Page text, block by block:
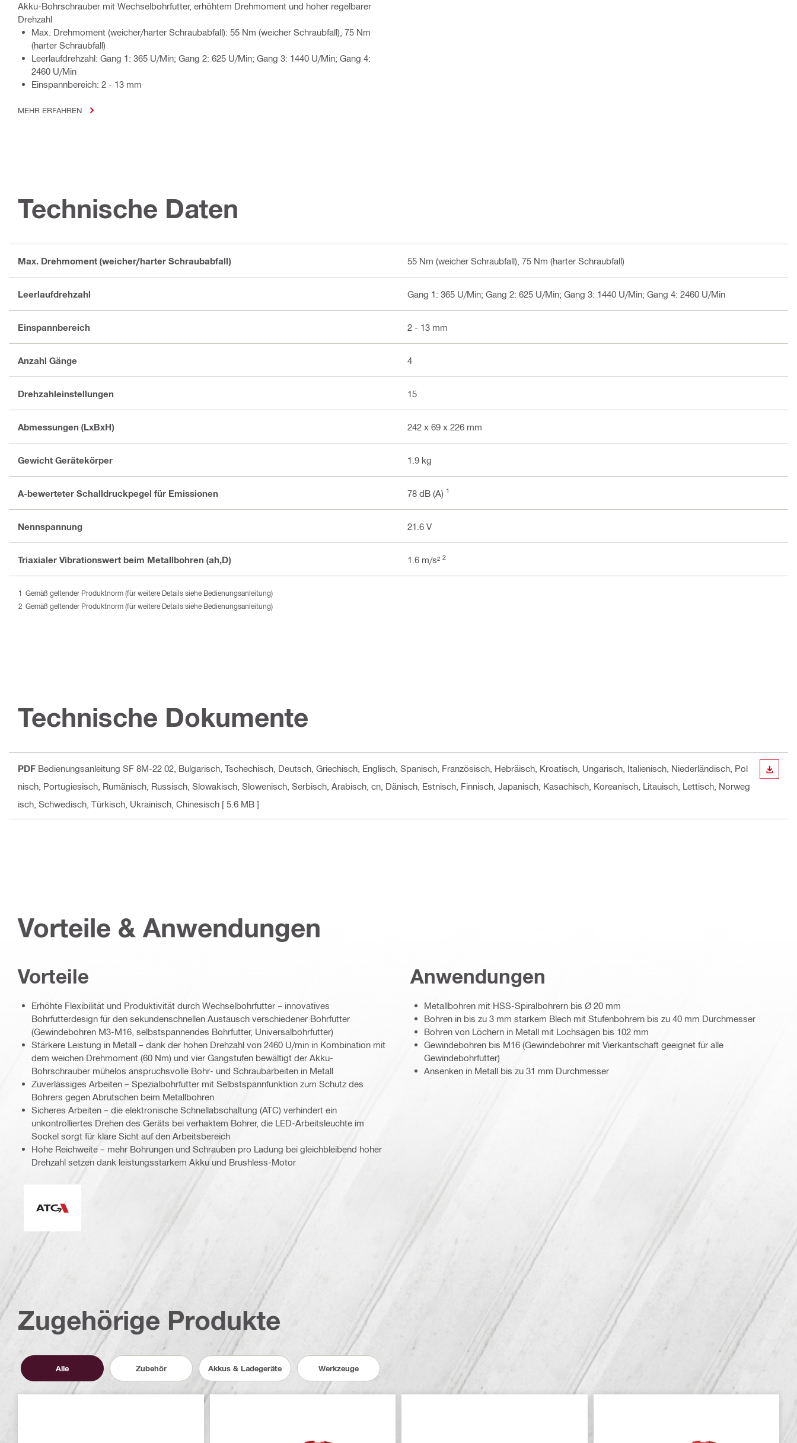
Akku-Bohrschrauber mit Wechselbohrfutter, erhöhtem Drehmoment und hoher regelbarer
Drehzahl
Max. Drehmoment (weicher/harter Schraubabfall): 55 Nm (weicher Schraubfall), 75 Nm
(harter Schraubfall)
Leerlaufdrehzahl: Gang 1: 365 U/Min; Gang 2: 625 U/Min; Gang 3: 1440 U/Min; Gang 4:
2460 U/Min
Einspannbereich: 2 - 13 mm
MEHR ERFAHREN
Technische Daten
Max. Drehmoment (weicher/harter Schraubabfall) 55 Nm (weicher Schraubfall), 75 Nm (harter Schraubfall)
Leerlaufdrehzahl Gang 1: 365 U/Min; Gang 2: 625 U/Min; Gang 3: 1440 U/Min; Gang 4: 2460 U/Min
Einspannbereich 2 - 13 mm
Anzahl Gänge 4
Drehzahleinstellungen 15
Abmessungen (LxBxH) 242 x 69 x 226 mm
Gewicht Gerätekörper 1.9 kg
A-bewerteter Schalldruckpegel für Emissionen 78 dB (A) 1
Nennspannung 21.6 V
Triaxialer Vibrationswert beim Metallbohren (ah,D) 1.6 m/s² 2
Gemäß geltender Produktnorm (für weitere Details siehe Bedienungsanleitung)
Gemäß geltender Produktnorm (für weitere Details siehe Bedienungsanleitung)
Technische Dokumente
PDF Bedienungsanleitung SF 8M-22 02 , Bulgarisch, Tschechisch, Deutsch, Griechisch, Englisch, Spanisch, Französisch, Hebräisch, Kroatisch, Ungarisch, Italienisch, Niederländisch, Pol
nisch, Portugiesisch, Rumänisch, Russisch, Slowakisch, Slowenisch, Serbisch, Arabisch, cn, Dänisch, Estnisch, Finnisch, Japanisch, Kasachisch, Koreanisch, Litauisch, Lettisch, Norweg
isch, Schwedisch, Türkisch, Ukrainisch, Chinesisch [ 5.6 MB ]
Vorteile & Anwendungen
Vorteile
Erhöhte Flexibilität und Produktivität durch Wechselbohrfutter – innovatives
Bohrfutterdesign für den sekundenschnellen Austausch verschiedener Bohrfutter
(Gewindebohren M3-M16, selbstspannendes Bohrfutter, Universalbohrfutter)
Stärkere Leistung in Metall – dank der hohen Drehzahl von 2460 U/min in Kombination mit
dem weichen Drehmoment (60 Nm) und vier Gangstufen bewältigt der Akku-
Bohrschrauber mühelos anspruchsvolle Bohr- und Schraubarbeiten in Metall
Zuverlässiges Arbeiten – Spezialbohrfutter mit Selbstspannfunktion zum Schutz des
Bohrers gegen Abrutschen beim Metallbohren
Sicheres Arbeiten – die elektronische Schnellabschaltung (ATC) verhindert ein
unkontrolliertes Drehen des Geräts bei verhaktem Bohrer, die LED-Arbeitsleuchte im
Sockel sorgt für klare Sicht auf den Arbeitsbereich
Hohe Reichweite – mehr Bohrungen und Schrauben pro Ladung bei gleichbleibend hoher
Drehzahl setzen dank leistungsstarkem Akku und Brushless-Motor
Anwendungen
Metallbohren mit HSS-Spiralbohrern bis Ø 20 mm
Bohren in bis zu 3 mm starkem Blech mit Stufenbohrern bis zu 40 mm Durchmesser
Bohren von Löchern in Metall mit Lochsägen bis 102 mm
Gewindebohren bis M16 (Gewindebohrer mit Vierkantschaft geeignet für alle
Gewindebohrfutter)
Ansenken in Metall bis zu 31 mm Durchmesser
Zugehörige Produkte
Alle Zubehör Akkus & Ladegeräte Werkzeuge